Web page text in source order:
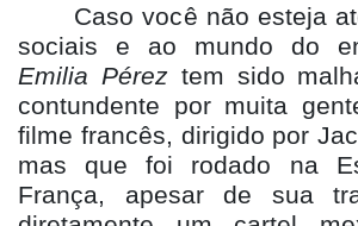
Caso você não esteja
sociais e ao mundo do
Emilia Péreztem sido
contundente por muita
filme francês, dirigido por
mas que foi rodado na
França, apesar de sua